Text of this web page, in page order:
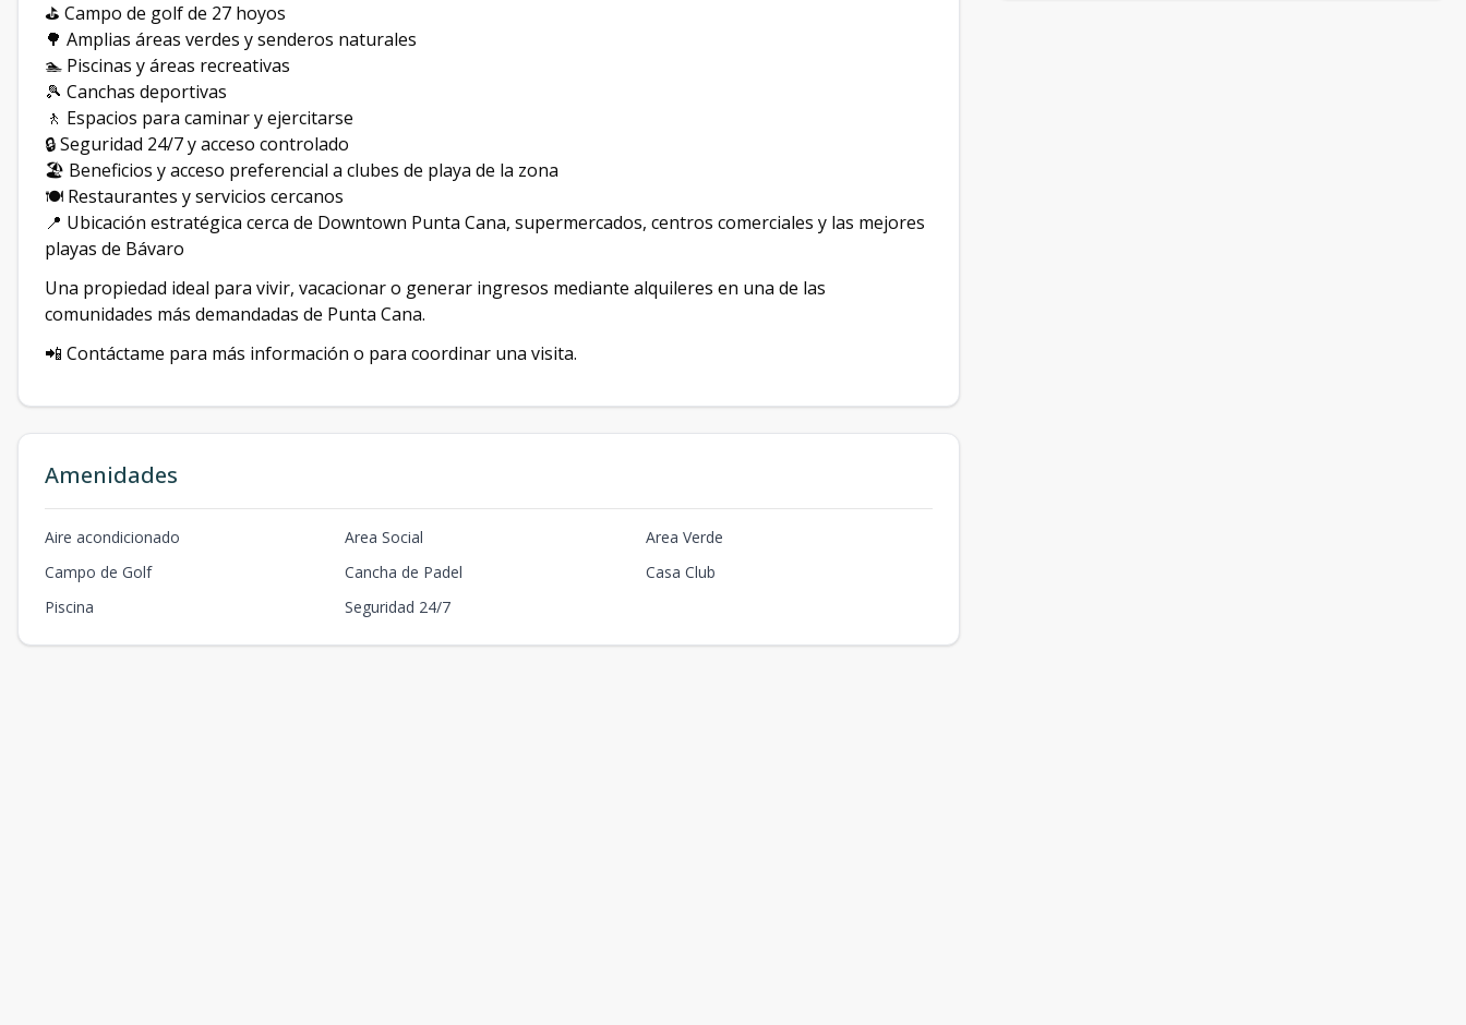
⛳ Campo de golf de 27 hoyos
🌳 Amplias áreas verdes y senderos naturales
🏊 Piscinas y áreas recreativas
🎾 Canchas deportivas
🚶 Espacios para caminar y ejercitarse
🔒 Seguridad 24/7 y acceso controlado
🏖️ Beneficios y acceso preferencial a clubes de playa de la zona
🍽️ Restaurantes y servicios cercanos
📍 Ubicación estratégica cerca de Downtown Punta Cana, supermercados, centros comerciales y las mejores
playas de Bávaro
Una propiedad ideal para vivir, vacacionar o generar ingresos mediante alquileres en una de las
comunidades más demandadas de Punta Cana.
📲 Contáctame para más información o para coordinar una visita.
Amenidades
Aire acondicionado Area Social
Area Verde
Campo de Golf
Cancha de Padel
Casa Club
Piscina
Seguridad 24/7